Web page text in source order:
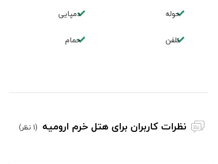
حوله دمپایی
تلفن حمام
نظرات کاربران برای هتل خرم ارومیه (1 نظر)